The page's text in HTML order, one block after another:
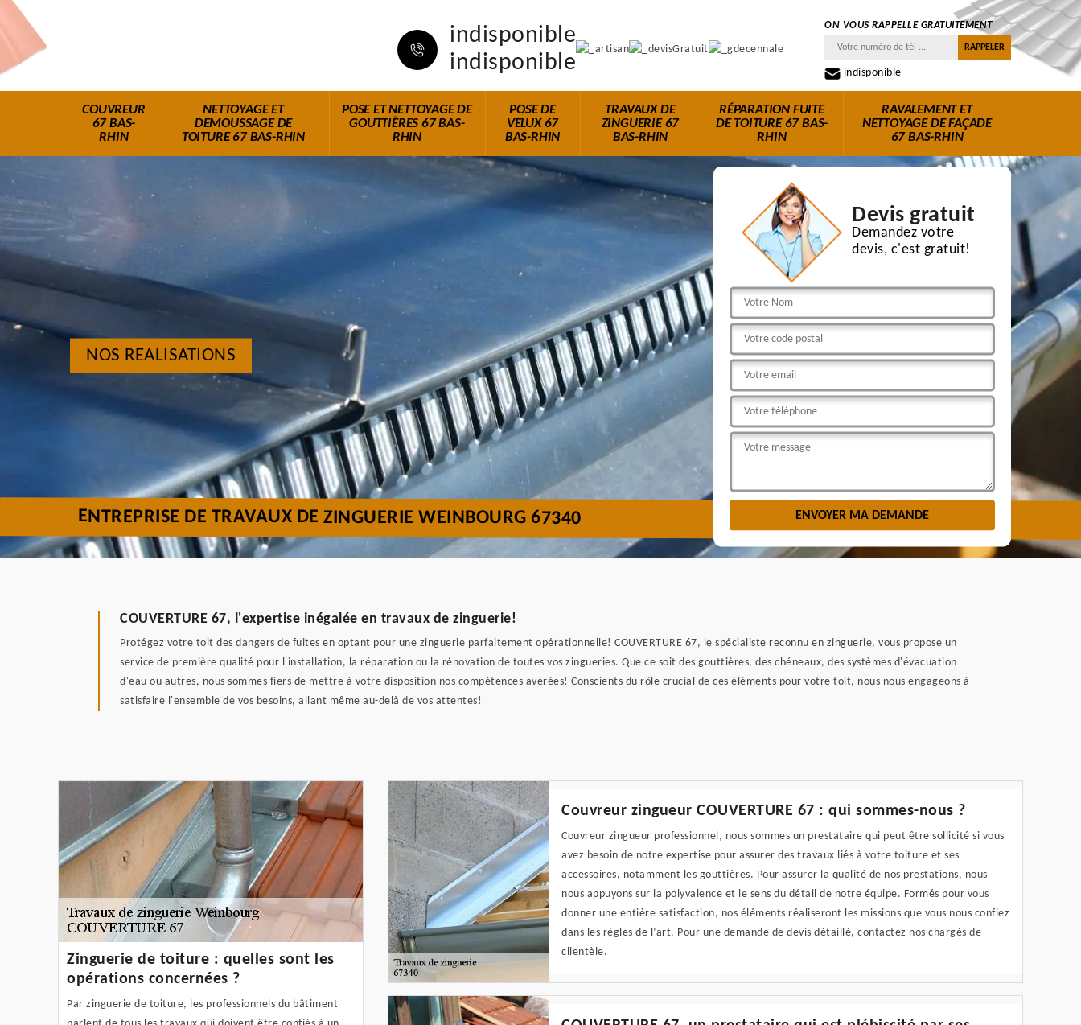
indisponible
indisponible
ON VOUS RAPPELLE GRATUITEMENT
indisponible
COUVREUR
67 BAS-
RHIN
NETTOYAGE ET
DEMOUSSAGE DE
TOITURE 67 BAS-RHIN
POSE ET NETTOYAGE DE
GOUTTIÈRES 67 BAS-
RHIN
POSE DE
VELUX 67
BAS-RHIN
TRAVAUX DE
ZINGUERIE 67
BAS-RHIN
RÉPARATION FUITE
DE TOITURE 67 BAS-
RHIN
RAVALEMENT ET
NETTOYAGE DE FAÇADE
67 BAS-RHIN
NOS REALISATIONS
Devis gratuit
Demandez votre
devis, c'est gratuit!
ENTREPRISE DE TRAVAUX DE ZINGUERIE WEINBOURG 67340
COUVERTURE 67, l'expertise inégalée en travaux de zinguerie!
Protégez votre toit des dangers de fuites en optant pour une zinguerie parfaitement opérationnelle! COUVERTURE 67, le spécialiste reconnu en zinguerie, vous propose un
service de première qualité pour l'installation, la réparation ou la rénovation de toutes vos zingueries. Que ce soit des gouttières, des chéneaux, des systèmes d'évacuation
d'eau ou autres, nous sommes fiers de mettre à votre disposition nos compétences avérées! Conscients du rôle crucial de ces éléments pour votre toit, nous nous engageons à
satisfaire l'ensemble de vos besoins, allant même au-delà de vos attentes!
Zinguerie de toiture : quelles sont les
opérations concernées ?
Par zinguerie de toiture, les professionnels du bâtiment
Couvreur zingueur COUVERTURE 67 : qui sommes-nous ?
Couvreur zingueur professionnel, nous sommes un prestataire qui peut être sollicité si vous
avez besoin de notre expertise pour assurer des travaux liés à votre toiture et ses
accessoires, notamment les gouttières. Pour assurer la qualité de nos prestations, nous
nous appuyons sur la polyvalence et le sens du détail de notre équipe. Formés pour vous
donner une entière satisfaction, nos éléments réaliseront les missions que vous nous confiez
dans les règles de l’art. Pour une demande de devis détaillé, contactez nos chargés de
clientèle.